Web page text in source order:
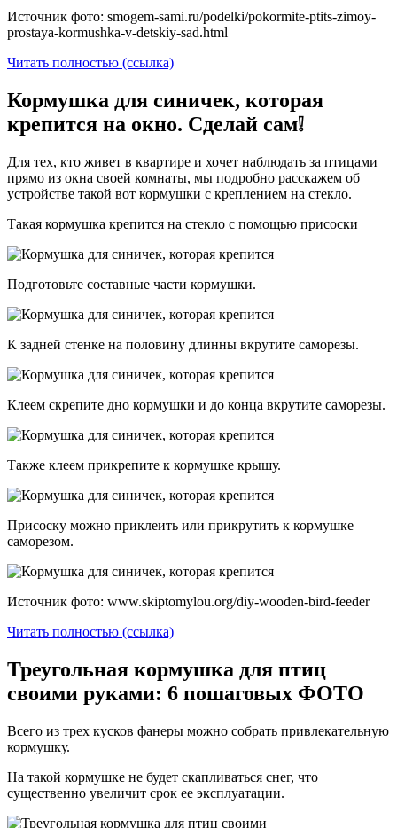
Источник фото: smogem-sami.ru/podelki/pokormite-ptits-zimoy-
prostaya-kormushka-v-detskiy-sad.html
Читать полностью (ссылка)
Кормушка для синичек, которая
крепится на окно. Сделай сам❕
Для тех, кто живет в квартире и хочет наблюдать за птицами
прямо из окна своей комнаты, мы подробно расскажем об
устройстве такой вот кормушки с креплением на стекло.
Такая кормушка крепится на стекло с помощью присоски
Подготовьте составные части кормушки.
К задней стенке на половину длинны вкрутите саморезы.
Клеем скрепите дно кормушки и до конца вкрутите саморезы.
Также клеем прикрепите к кормушке крышу.
Присоску можно приклеить или прикрутить к кормушке
саморезом.
Источник фото: www.skiptomylou.org/diy-wooden-bird-feeder
Читать полностью (ссылка)
Треугольная кормушка для птиц
своими руками: 6 пошаговых ФОТО
Всего из трех кусков фанеры можно собрать привлекательную
кормушку.
На такой кормушке не будет скапливаться снег, что
существенно увеличит срок ее эксплуатации.